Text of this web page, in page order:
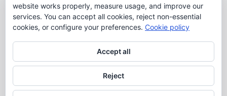
website works properly, measure usage, and improve our
services. You can accept all cookies, reject non-essential
cookies, or configure your preferences. Cookie policy
Accept all
Reject